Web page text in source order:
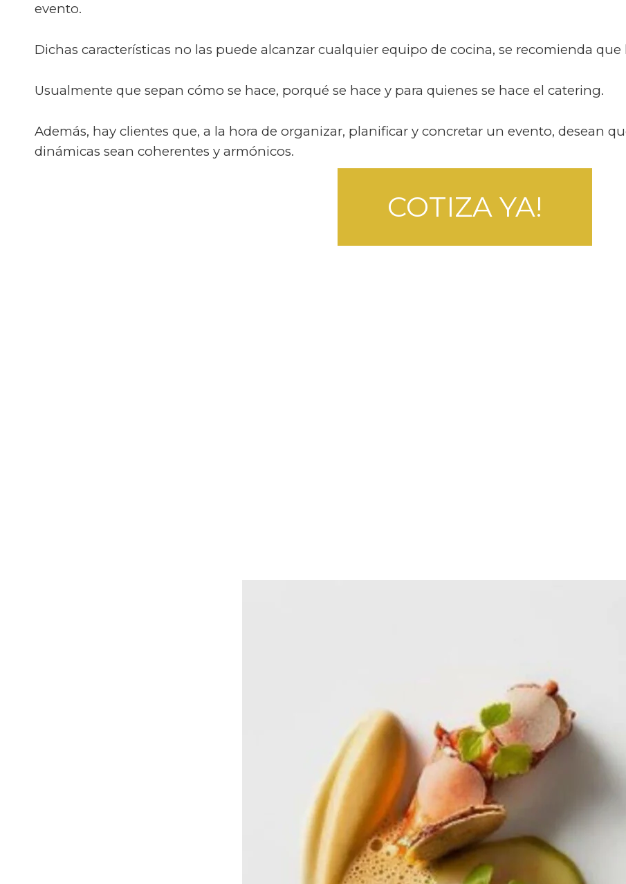
evento.
Dichas características no las puede alcanzar cualquier equipo de cocina, se recomienda que
Usualmente que sepan cómo se hace, porqué se hace y para quienes se hace el catering.
Además, hay clientes que, a la hora de organizar, planificar y concretar un evento, desean
dinámicas sean coherentes y armónicos.
COTIZA YA!